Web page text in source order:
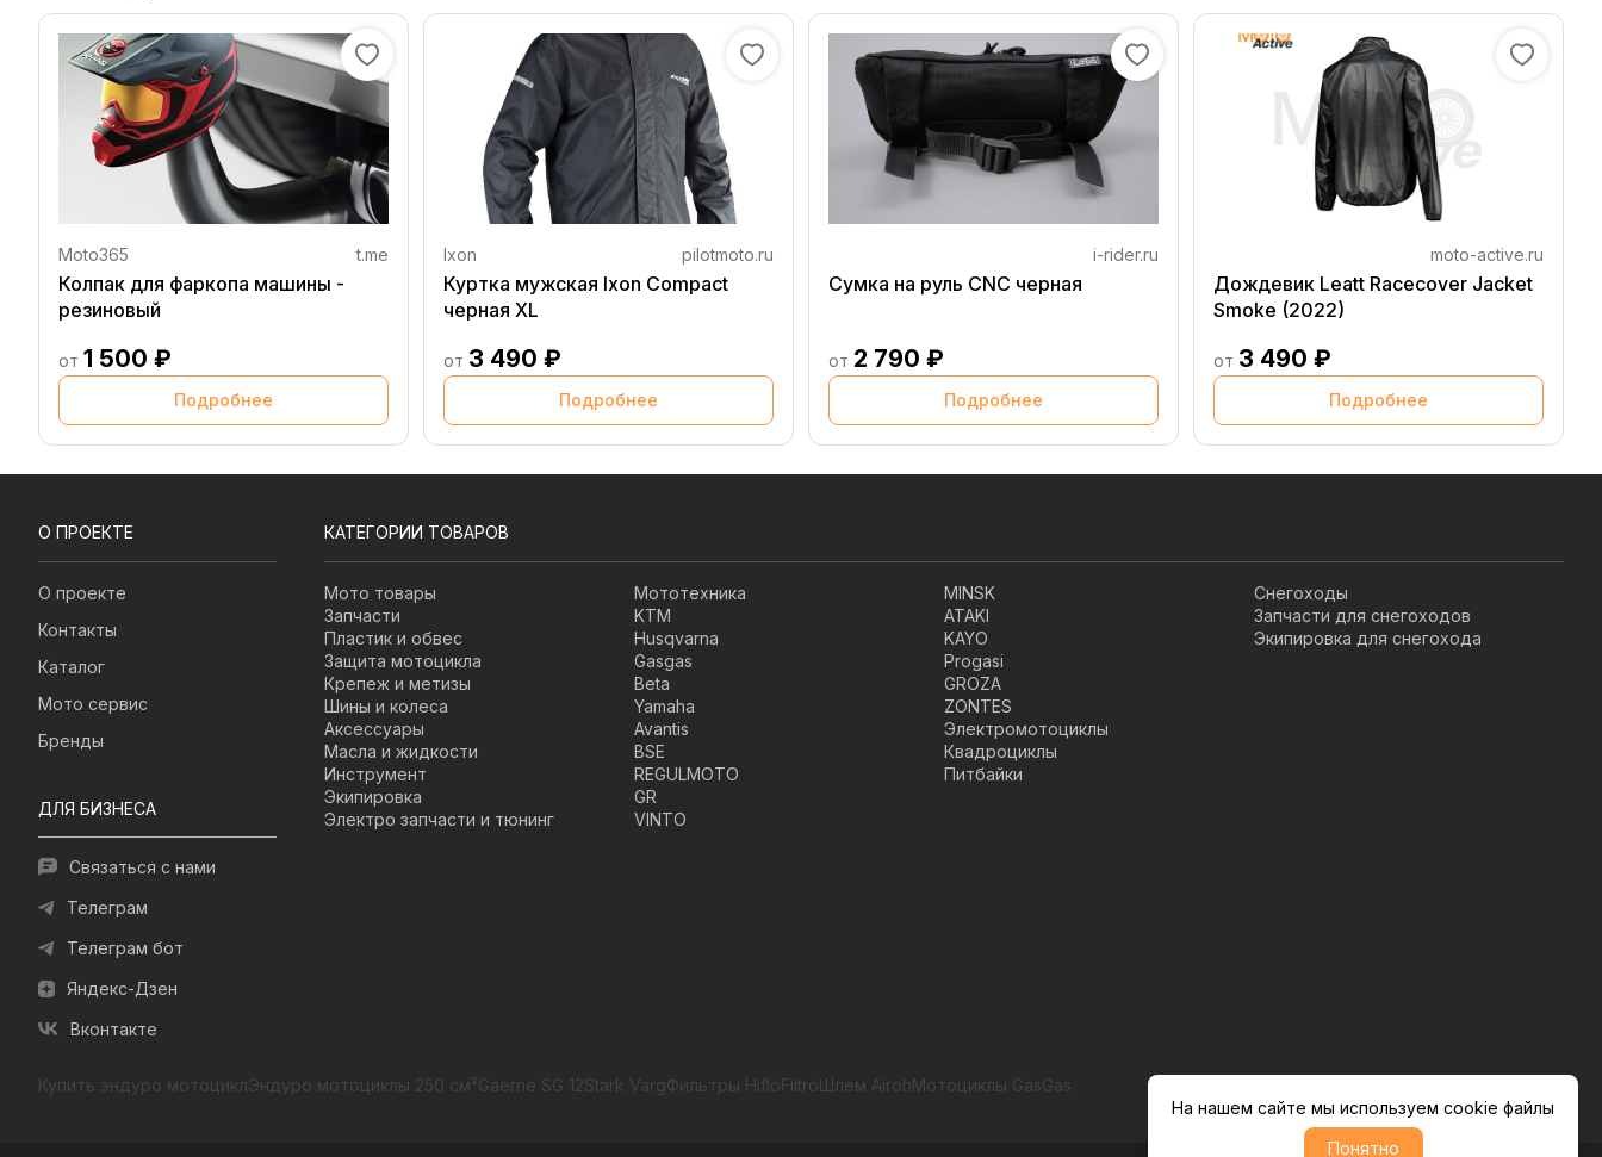
Moto365 t.me
Колпак для фаркопа машины -
резиновый
от 1 500 ₽
Подробнее
Ixon pilotmoto.ru
Куртка мужская Ixon Compact
черная XL
от 3 490 ₽
Подробнее
i-rider.ru
Сумка на руль CNC черная
от 2 790 ₽
Подробнее
moto-active.ru
Дождевик Leatt Racecover Jacket
Smoke (2022)
от 3 490 ₽
Подробнее
О ПРОЕКТЕ
О проекте
Контакты
Каталог
Мото сервис
Бренды
ДЛЯ БИЗНЕСА
Связаться с нами
Телеграм
Телеграм бот
Яндекс-Дзен
Вконтакте
КАТЕГОРИИ ТОВАРОВ
Мото товары
Запчасти
Пластик и обвес
Защита мотоцикла
Крепеж и метизы
Шины и колеса
Аксессуары
Масла и жидкости
Инструмент
Экипировка
Электро запчасти и тюнинг
Мототехника
KTM
Husqvarna
Gasgas
Beta
Yamaha
Avantis
BSE
REGULMOTO
GR
VINTO
MINSK
ATAKI
KAYO
Progasi
GROZA
ZONTES
Электромотоциклы
Квадроциклы
Питбайки
Снегоходы
Запчасти для снегоходов
Экипировка для снегохода
Купить эндуро мотоциклЭндуро мотоциклы 250 см³Gaerne SG 12Stark VargФильтры HifloFiltroШлем AirohМотоциклы GasGas
На нашем сайте мы используем cookie файлы
Понятно